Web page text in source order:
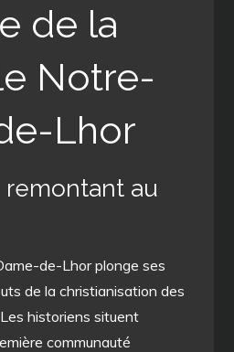
de la
Notre-
Lhor
au
de-Lhor plonge ses
de la christianisation des
historiens situent
communauté